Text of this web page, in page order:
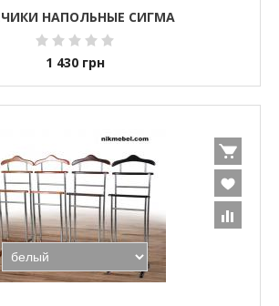
НАПОЛЬНЫЕ СИГМА
1 430 грн